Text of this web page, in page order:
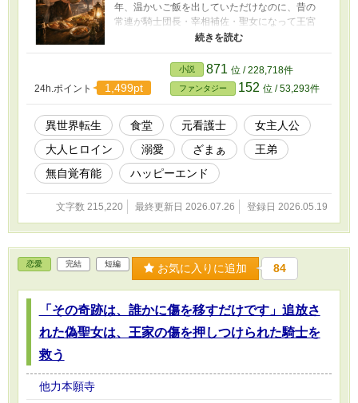
年、温かいご飯を出していただけなのに、昔の
常連が騎士団長・宰相補佐・聖女になって王宮
から迎えに来た。 食べられない王太子を助けて
ほしいらしい。しかも昔の常連だった王弟殿下
まで、「今度は私があなたの人生を守りたい」
と言い出して――？ ※毎日2話更新 ■詳細あらす
じ 前世の私は、元看護師だった。 けれど医師の
夫と結婚してから、仕事も誇りも友人も、少し
ずつ失っていった。 「看護師なんて、医師の指
示がなければ何もできない」 そう言われ続け、
自分の価値が分からなくなった私は、夫との決
別を決めた日に命を落とす。 そして目覚めたの
は、魔法と魔物のいる異世界だった。 二度目の
人生で望んだのは、誰かのために自分をすり減
らさないこと。 私は王都近郊の宿場町で、小さ
な食堂《灯火食堂》を開いた。 温かいスープ。
なさい、急いで食べなくていい、今日はもう休
みなさい。 私にできたのは、そのくらいだっ
た。 それから十七年。 昔の常連たちが、騎士団
なって迎えに来た。 食べられなくなった王太子
を助けてほしいという。 さらに、かつて身分を
隠して店に通っていた王弟殿下まで現れて――
24h.ポイント 1,499pt
小説 871 位 / 228,718件
ファンタジー 152 位 / 53,293件
異世界転生 食堂 元看護士
女主人公
大人ヒロイン
溺愛 ざまぁ
王弟
無自覚有能
ハッピーエンド
文字数 215,220 最終更新日 2026.07.26 登録日 2026.05.19
恋愛 完結 短編 お気に入りに追加 84
「その奇跡は、誰かに傷を移すだけです」追放さ
れた偽聖女は、王家の傷を押しつけられた騎士を
救う
他力本願寺